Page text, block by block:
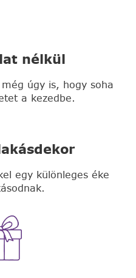
nélkül
úgy is, hogy soha
a kezedbe.
egy különleges éke